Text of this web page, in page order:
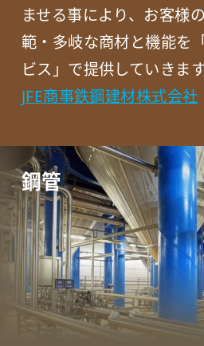
ませる事により、お客様
範・多岐な商材と機能を
ビス」で提供していきます
JFE商事鉄鋼建材株式会社
鋼管